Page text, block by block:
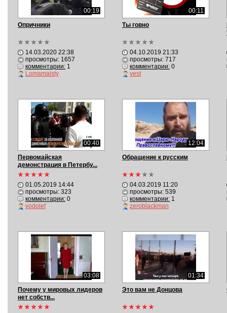
00:19
Опричники
14.03.2020 22:38
просмотры: 1657
комментарии:1
Lomamaisty
00:11
Ты говно
04.10.2019 21:33
просмотры: 717
комментарии:0
vest
00:40
Первомайская
демонстрация в Петербу...
01.05.2019 14:44
просмотры: 323
комментарии:0
vodolef
12:04
Обращение к русским
04.03.2019 11:20
просмотры: 539
комментарии:1
zeroblackman
03:08
Почему у мировых лидеров
нет собств...
01:34
Это вам не Донцова